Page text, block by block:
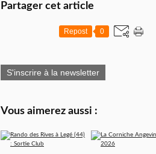
Partager cet article
Repost 0
S'inscrire à la newsletter
Vous aimerez aussi :